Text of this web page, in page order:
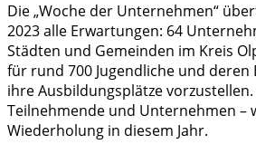
Die „Woche der Unternehmen“
2023 alle Erwartungen: 64
Städten und Gemeinden im Kreis
für rund 700 Jugendliche und deren
ihre Ausbildungsplätze
Teilnehmende und Unternehmen –
Wiederholung in diesem Jahr.